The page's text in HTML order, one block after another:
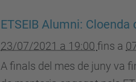
ETSEIB Alumni:
23/07/2021 a 19:00 fins a
A finals del mes de juny va